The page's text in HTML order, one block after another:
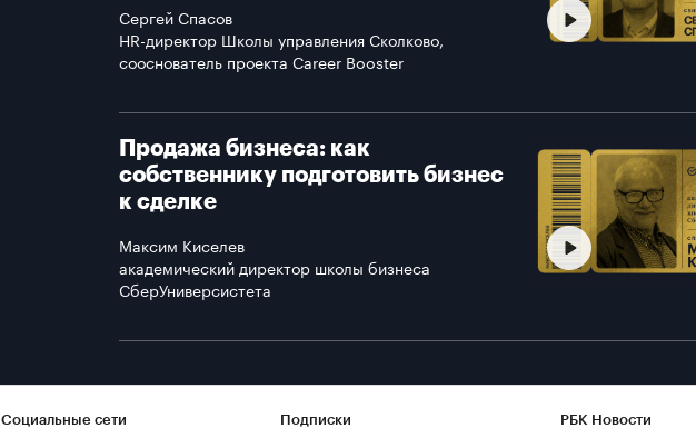
Сергей Спасов
HR-директор Школы управления Сколково,
сооснователь проекта Career Booster
Продажа бизнеса: как
собственнику подготовить бизнес
к сделке
Максим Киселев
академический директор школы бизнеса
СберУниверсистета
Социальные сети Подписки РБК Новости